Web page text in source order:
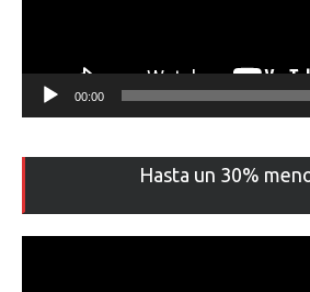
00:00
Hasta un 30%